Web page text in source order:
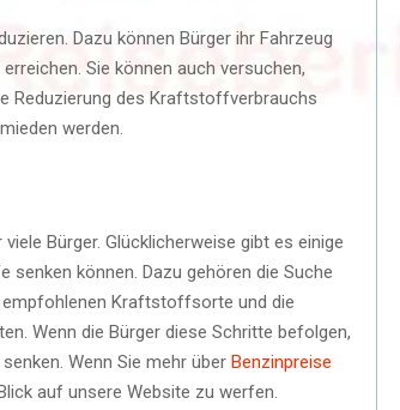
Dazu können Bürger ihr Fahrzeug
Sie können auch versuchen,
Reduzierung des Kraftstoffverbrauchs
werden.
Bürger. Glücklicherweise gibt es einige
können. Dazu gehören die Suche
empfohlenen Kraftstoffsorte und die
Wenn die Bürger diese Schritte befolgen,
Wenn Sie mehr über Benzinpreise
auf unsere Website zu werfen.